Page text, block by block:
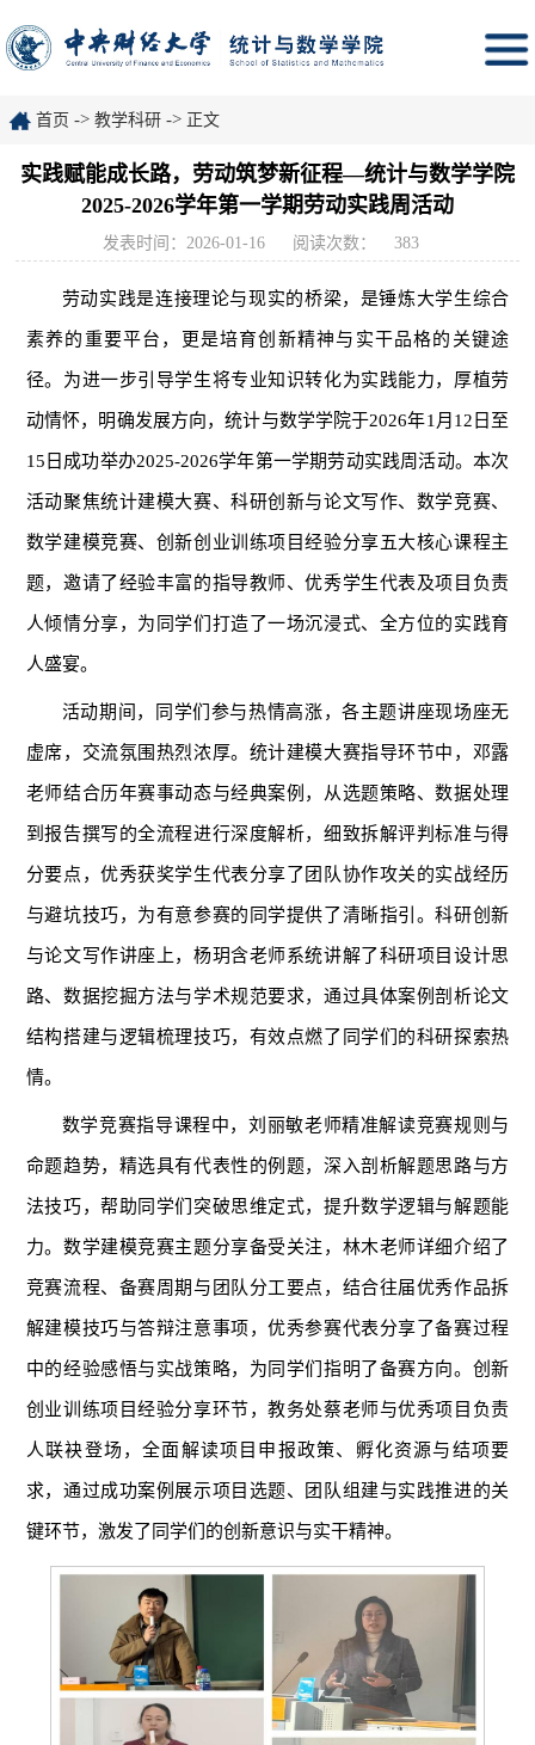
首页 -> 教学科研 -> 正文
实践赋能成长路，劳动筑梦新征程—统计与数学学院
2025-2026学年第一学期劳动实践周活动
发表时间：2026-01-16 阅读次数： 383
劳动实践是连接理论与现实的桥梁，是锤炼大学生综合
素养的重要平台，更是培育创新精神与实干品格的关键途
径。为进一步引导学生将专业知识转化为实践能力，厚植劳
动情怀，明确发展方向，统计与数学学院于2026年1月12日至
15日成功举办2025-2026学年第一学期劳动实践周活动。本次
活动聚焦统计建模大赛、科研创新与论文写作、数学竞赛、
数学建模竞赛、创新创业训练项目经验分享五大核心课程主
题，邀请了经验丰富的指导教师、优秀学生代表及项目负责
人倾情分享，为同学们打造了一场沉浸式、全方位的实践育
人盛宴。
活动期间，同学们参与热情高涨，各主题讲座现场座无
虚席，交流氛围热烈浓厚。统计建模大赛指导环节中，邓露
老师结合历年赛事动态与经典案例，从选题策略、数据处理
到报告撰写的全流程进行深度解析，细致拆解评判标准与得
分要点，优秀获奖学生代表分享了团队协作攻关的实战经历
与避坑技巧，为有意参赛的同学提供了清晰指引。科研创新
与论文写作讲座上，杨玥含老师系统讲解了科研项目设计思
路、数据挖掘方法与学术规范要求，通过具体案例剖析论文
结构搭建与逻辑梳理技巧，有效点燃了同学们的科研探索热
情。
数学竞赛指导课程中，刘丽敏老师精准解读竞赛规则与
命题趋势，精选具有代表性的例题，深入剖析解题思路与方
法技巧，帮助同学们突破思维定式，提升数学逻辑与解题能
力。数学建模竞赛主题分享备受关注，林木老师详细介绍了
竞赛流程、备赛周期与团队分工要点，结合往届优秀作品拆
解建模技巧与答辩注意事项，优秀参赛代表分享了备赛过程
中的经验感悟与实战策略，为同学们指明了备赛方向。创新
创业训练项目经验分享环节，教务处蔡老师与优秀项目负责
人联袂登场，全面解读项目申报政策、孵化资源与结项要
求，通过成功案例展示项目选题、团队组建与实践推进的关
键环节，激发了同学们的创新意识与实干精神。